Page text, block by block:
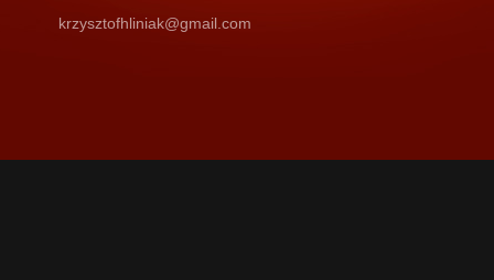
krzysztofhliniak@gmail.com